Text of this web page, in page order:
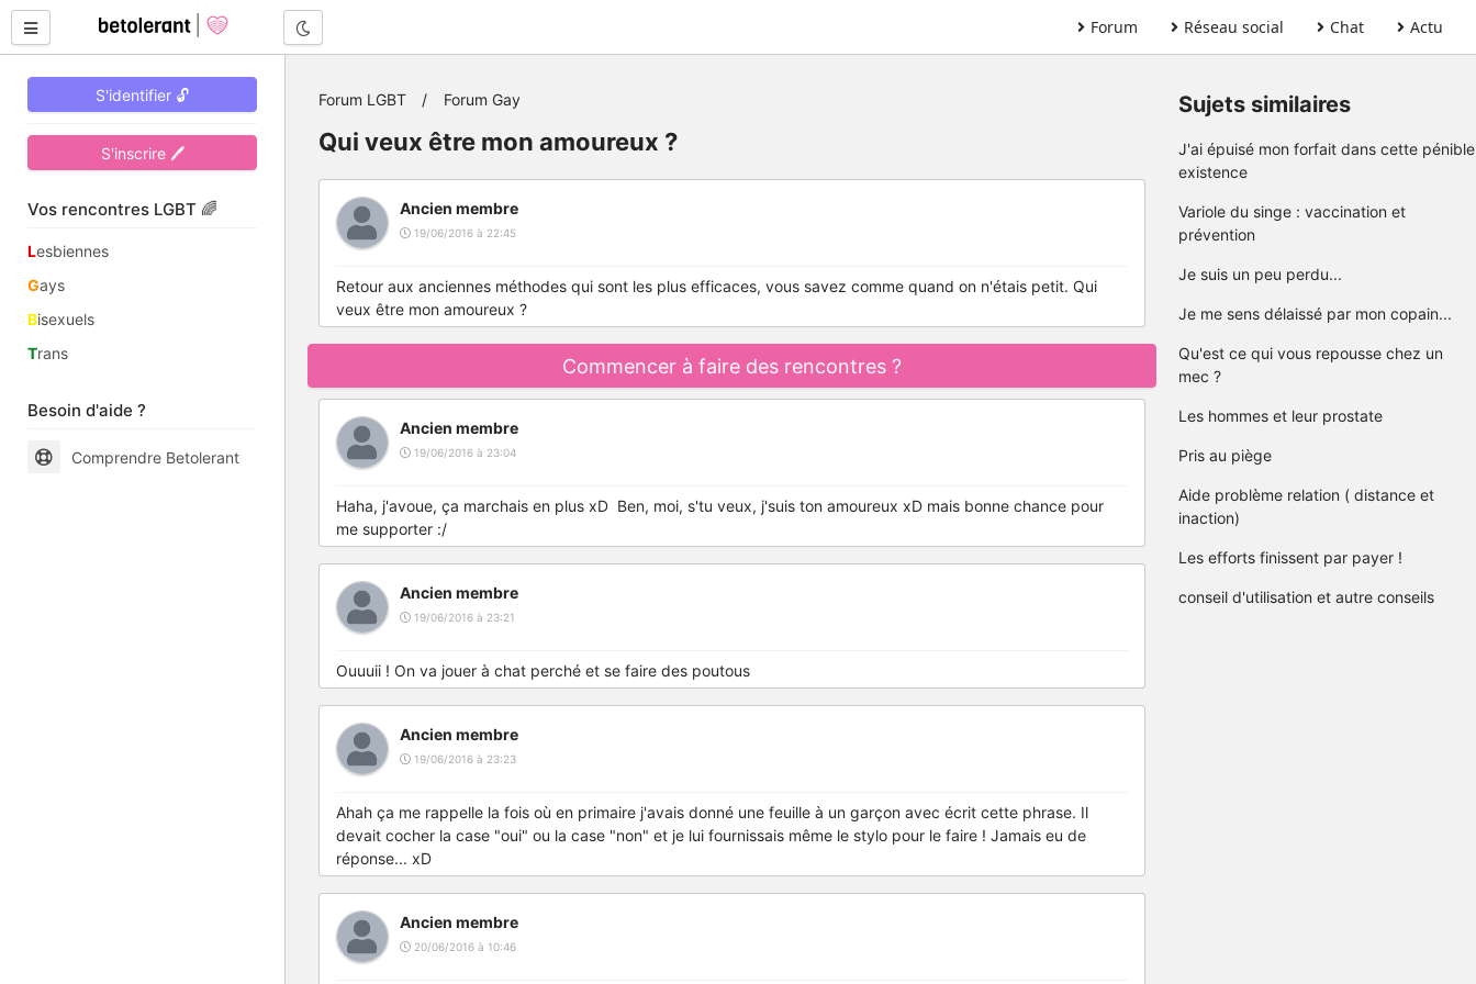
Forum Réseau social Chat Actu
S'identifier 🔓
S'inscrire 🖊
Vos rencontres LGBT 🌈
Lesbiennes
Gays
Bisexuels
Trans
Besoin d'aide ?
Comprendre Betolerant
Forum LGBT Forum Gay
Qui veux être mon amoureux ?
Ancien membre
19/06/2016 à 22:45
Retour aux anciennes méthodes qui sont les plus efficaces, vous savez comme quand on n'étais petit. Qui
veux être mon amoureux ?
Commencer à faire des rencontres ?
Ancien membre
19/06/2016 à 23:04
Haha, j'avoue, ça marchais en plus xD Ben, moi, s'tu veux, j'suis ton amoureux xD mais bonne chance pour
me supporter :/
Ancien membre
19/06/2016 à 23:21
Ouuuii ! On va jouer à chat perché et se faire des poutous
Ancien membre
19/06/2016 à 23:23
Ahah ça me rappelle la fois où en primaire j'avais donné une feuille à un garçon avec écrit cette phrase. Il
devait cocher la case "oui" ou la case "non" et je lui fournissais même le stylo pour le faire ! Jamais eu de
réponse... xD
Ancien membre
20/06/2016 à 10:46
Sujets similaires
J'ai épuisé mon forfait dans cette pénible
existence
Variole du singe : vaccination et
prévention
Je suis un peu perdu...
Je me sens délaissé par mon copain...
Qu'est ce qui vous repousse chez un
mec ?
Les hommes et leur prostate
Pris au piège
Aide problème relation ( distance et
inaction)
Les efforts finissent par payer !
conseil d'utilisation et autre conseils